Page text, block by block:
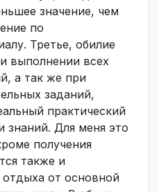
значение, чем
по
Третье, обилие
выполнении всех
а так же при
заданий,
практический
знаний. Для меня это
получения
также и
от основной